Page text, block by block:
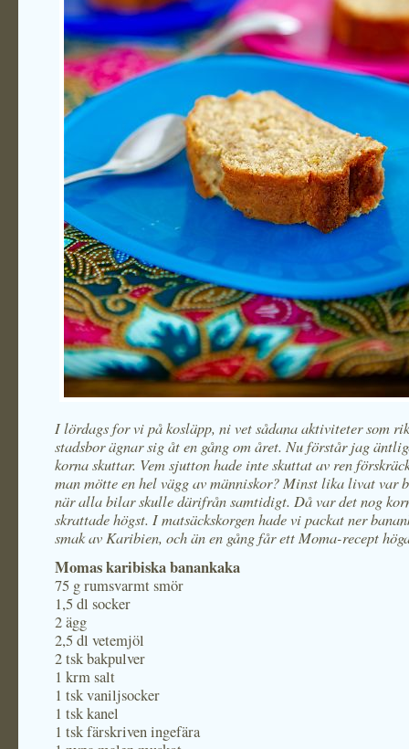
I lördags for vi på kosläpp, ni vet sådana aktiviteter som
stadsbor ägnar sig åt en gång om året. Nu förstår jag
korna skuttar. Vem sjutton hade inte skuttat av ren
man mötte en hel vägg av människor? Minst lika livat var
när alla bilar skulle därifrån samtidigt. Då var det nog
skrattade högst. I matsäckskorgen hade vi packat ner
smak av Karibien, och än en gång får ett Moma-recept
Momas karibiska banankaka
75 g rumsvarmt smör
1,5 dl socker
2 ägg
2,5 dl vetemjöl
2 tsk bakpulver
1 krm salt
1 tsk vaniljsocker
1 tsk kanel
1 tsk färskriven ingefära